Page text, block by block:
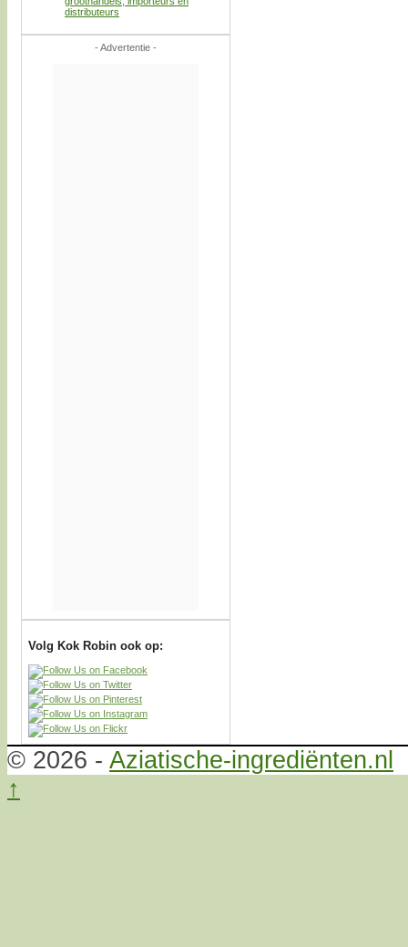
distributeurs
- Advertentie -
Volg Kok Robin ook op:
© 2026 - Aziatische-ingrediënten.nl
↑